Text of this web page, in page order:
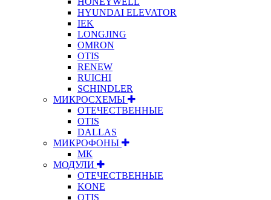
HYUNDAI ELEVATOR
IEK
LONGJING
OMRON
OTIS
RENEW
RUICHI
SCHINDLER
МИКРОСХЕМЫ
ОТЕЧЕСТВЕННЫЕ
OTIS
DALLAS
МИКРОФОНЫ
МК
МОДУЛИ
ОТЕЧЕСТВЕННЫЕ
KONE
OTIS